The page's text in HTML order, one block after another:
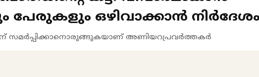
ഒഴിവാക്കാൻ നിർദേശം
സമർപ്പിക്കാനൊരുങ്ങുകയാണ് അണിയറപ്രവർത്തകർ